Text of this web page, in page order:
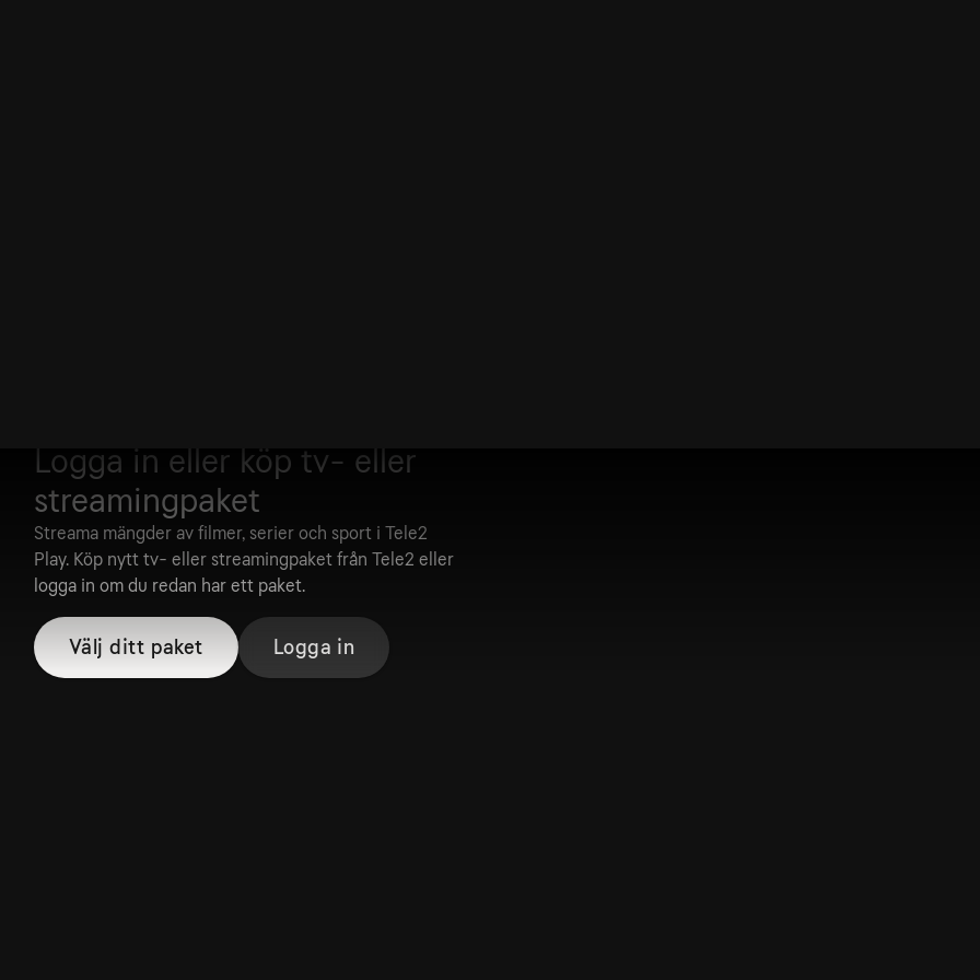
Logga in eller köp tv- eller
streamingpaket
Streama mängder av filmer, serier och sport i Tele2
Play. Köp nytt tv- eller streamingpaket från Tele2 eller
logga in om du redan har ett paket.
Välj ditt paket Logga in